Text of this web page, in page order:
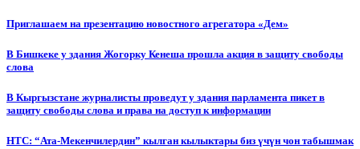
Приглашаем на презентацию новостного агрегатора «Дем»
В Бишкеке у здания Жогорку Кенеша прошла акция в защиту свободы
слова
В Кыргызстане журналисты проведут у здания парламента пикет в
защиту свободы слова и права на доступ к информации
НТС: “Ата-Мекенчилердин” кылган кылыктары биз үчүн чон табышмак